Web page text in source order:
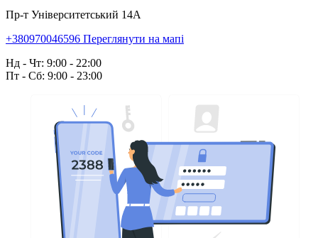
Пр-т Університетський 14А
+380970046596 Переглянути на мапі
Нд - Чт: 9:00 - 22:00
Пт - Сб: 9:00 - 23:00